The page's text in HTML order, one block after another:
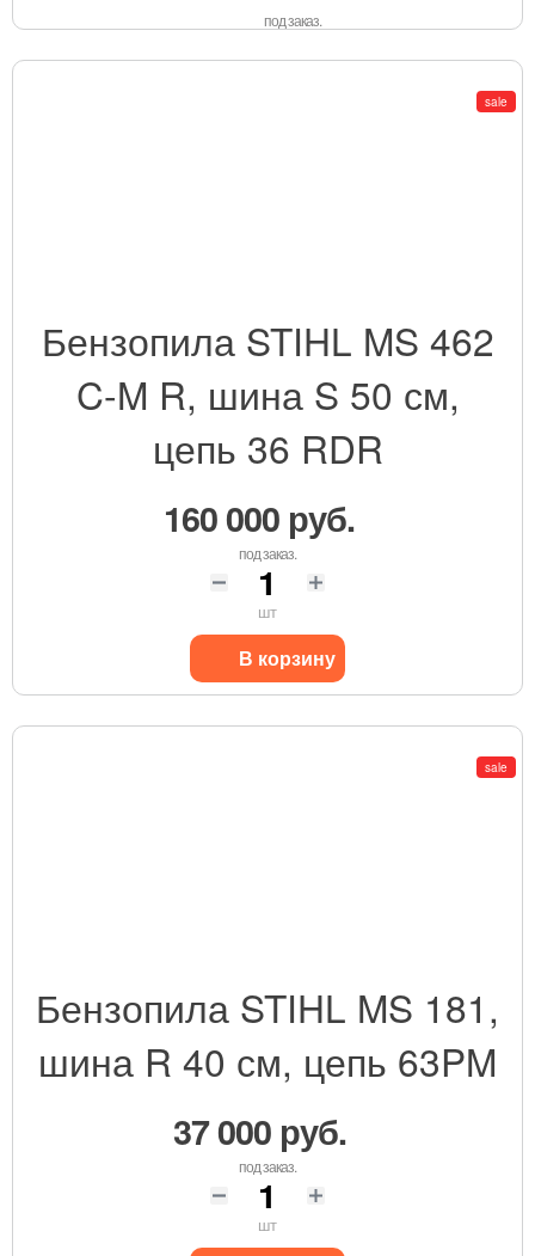
под заказ.
sale
Бензопила STIHL MS 462
C-M R, шина S 50 см,
цепь 36 RDR
160 000 руб.
под заказ.
шт
В корзину
sale
Бензопила STIHL MS 181,
шина R 40 см, цепь 63PM
37 000 руб.
под заказ.
шт